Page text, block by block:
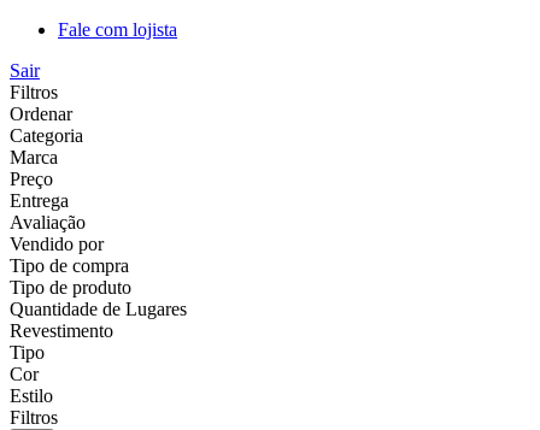
Fale com lojista
Sair
Filtros
Ordenar
Categoria
Marca
Preço
Entrega
Avaliação
Vendido por
Tipo de compra
Tipo de produto
Quantidade de Lugares
Revestimento
Tipo
Cor
Estilo
Filtros